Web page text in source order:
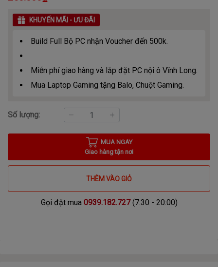
KHUYẾN MÃI - ƯU ĐÃI
Build Full Bộ PC nhận Voucher đến 500k.
Miễn phí giao hàng và lắp đặt PC nội ô Vĩnh Long.
Mua Laptop Gaming tặng Balo, Chuột Gaming.
Số lượng:
MUA NGAY
Giao hàng tận nơi
THÊM VÀO GIỎ
Gọi đặt mua 0939.182.727(7:30 - 20:00)